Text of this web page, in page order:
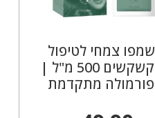
שמפו צמחי לטיפול
בקשקשים 500 מ"ל |
פורמולה מתקדמת